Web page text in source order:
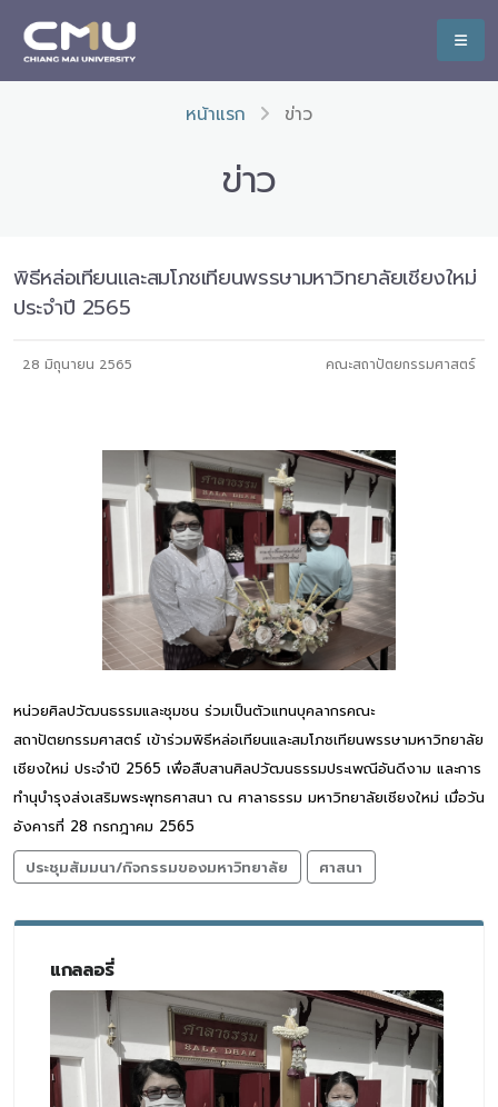
หน้าแรก ข่าว
ข่าว
พิธีหล่อเทียนและสมโภชเทียนพรรษามหาวิทยาลัยเชียงใหม่
ประจำปี 2565
28 มิถุนายน 2565 คณะสถาปัตยกรรมศาสตร์
หน่วยศิลปวัฒนธรรมและชุมชน ร่วมเป็นตัวแทนบุคลากรคณะ
สถาปัตยกรรมศาสตร์ เข้าร่วมพิธีหล่อเทียนและสมโภชเทียนพรรษามหาวิทยาลัย
เชียงใหม่ ประจำปี 2565 เพื่อสืบสานศิลปวัฒนธรรมประเพณีอันดีงาม และการ
ทำนุบำรุงส่งเสริมพระพุทธศาสนา ณ ศาลาธรรม มหาวิทยาลัยเชียงใหม่ เมื่อวัน
อังคารที่ 28 กรกฎาคม 2565
ประชุมสัมมนา/กิจกรรมของมหาวิทยาลัย
ศาสนา
แกลลอรี่